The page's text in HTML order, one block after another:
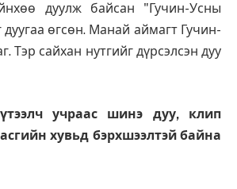
дуулж байсан "Гучин-Усны
дуугаа өгсөн. Манай аймагт Гучин-
Тэр сайхан нутгийг дүрсэлсэн дуу
учраас шинэ дуу, клип
хувьд бэрхшээлтэй байна